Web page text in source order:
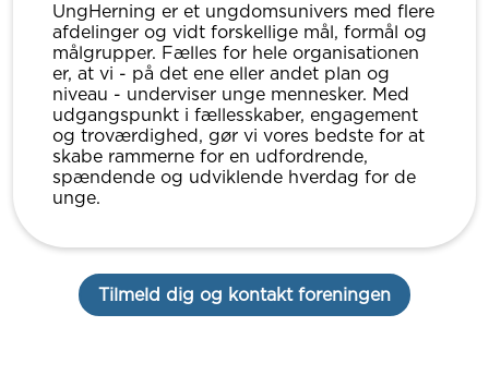
UngHerning er et ungdomsunivers med flere
afdelinger og vidt forskellige mål, formål og
målgrupper. Fælles for hele organisationen
er, at vi - på det ene eller andet plan og
niveau - underviser unge mennesker. Med
udgangspunkt i fællesskaber, engagement
og troværdighed, gør vi vores bedste for at
skabe rammerne for en udfordrende,
spændende og udviklende hverdag for de
unge.
Tilmeld dig og kontakt foreningen